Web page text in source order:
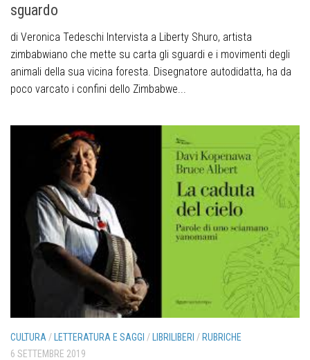
sguardo
di Veronica Tedeschi Intervista a Liberty Shuro, artista
zimbabwiano che mette su carta gli sguardi e i movimenti degli
animali della sua vicina foresta. Disegnatore autodidatta, ha da
poco varcato i confini dello Zimbabwe...
CULTURA / LETTERATURA E SAGGI / LIBRILIBERI / RUBRICHE
6 SETTEMBRE 2019